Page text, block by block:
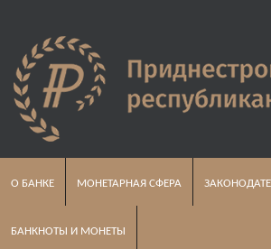
О БАНКЕ МОНЕТАРНАЯ СФЕРА
БАНКНОТЫ И МОНЕТЫ